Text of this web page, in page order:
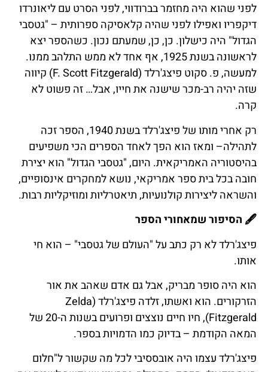
לפני שהוא היה מחזמר בברודווי, לפני הסרט עם ליאונרדו
דיקפריו ואפילו לפני שהיה קלאסיקה ספרותית – "גטסבי
הגדול" היה כישלון. כן, כן, שמעתם נכון. כשהספר יצא
לראשונה בשנת 1925, אף אחד לא ממש התלהב ממנו.
למעשה, פ. סקוט פיצג'רלד (F. Scott Fitzgerald) קיווה
שזה יהיה רב-מכר שישנה את חייו, אבל… זה פשוט לא
קרה.
רק אחרי מותו של פיצג'רלד בשנת 1940, הספר זכה
לתהילה– ומאז הוא הפך לאחד הספרים הכי משפיעים
בהיסטוריה האמריקאית. היום, "גטסבי הגדול" הוא יצירת
חובה בכל בית ספר אמריקאי, נושא למחקרים אינסופיים,
והשראה ליצירות קולנועיות, תיאטרליות ומוזיקליות רבות.
🖋️ הסיפורשמאחוריהספר
פיצג'רלד לא רק כתב על "העולם של גטסבי" – הוא חי
אותו.
הוא היה סופר מבריק, אבל גם אדם שאהב את אור
הזרקורים. הוא ואשתו, זלדה פיצג'רלד (Zelda
Fitzgerald), חיו חיים נוצצים ופרועים בשנות ה-20 של
המאה הקודמת – בדיוק כמו הדמויות בספר.
פיצג'רלד עצמו היה אובססיבי לכל מה שקשור ל"חלום